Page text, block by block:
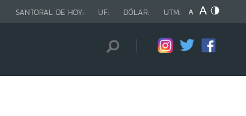
SANTORAL DE HOY: UF: DÓLAR: UTM: